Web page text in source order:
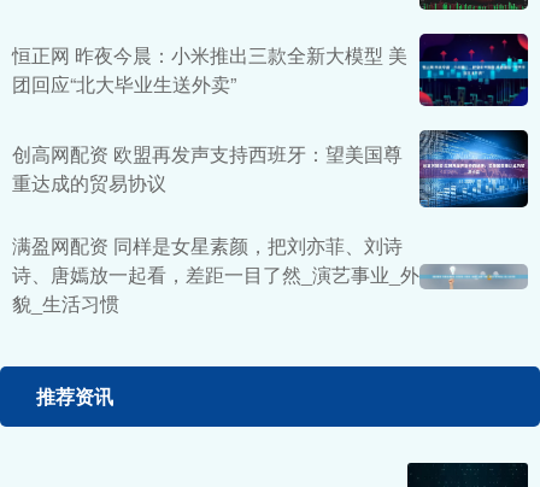
恒正网 昨夜今晨：小米推出三款全新大模型 美
团回应“北大毕业生送外卖”
创高网配资 欧盟再发声支持西班牙：望美国尊
重达成的贸易协议
满盈网配资 同样是女星素颜，把刘亦菲、刘诗
诗、唐嫣放一起看，差距一目了然_演艺事业_外
貌_生活习惯
推荐资讯